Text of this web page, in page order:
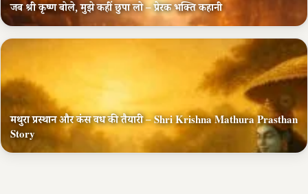
जब श्री कृष्ण बोले, मुझे कहीं छुपा लो – प्रेरक भक्ति कहानी
मथुरा प्रस्थान और कंस वध की तैयारी – Shri Krishna Mathura Prasthan
Story